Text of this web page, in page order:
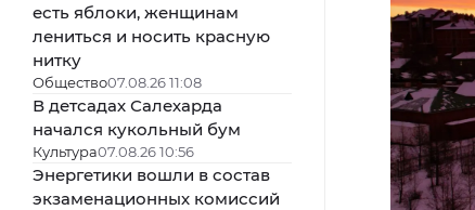
есть яблоки, женщинам
лениться и носить красную
нитку
Общество07.08.26 11:08
В детсадах Салехарда
начался кукольный бум
Культура07.08.26 10:56
Энергетики вошли в состав
экзаменационных комиссий